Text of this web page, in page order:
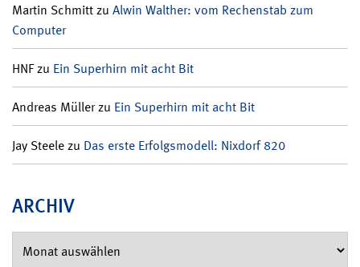
Martin Schmittzu Alwin Walther: vom Rechenstab zum
Computer
HNFzu Ein Superhirn mit acht Bit
Andreas Müllerzu Ein Superhirn mit acht Bit
Jay Steelezu Das erste Erfolgsmodell: Nixdorf 820
ARCHIV